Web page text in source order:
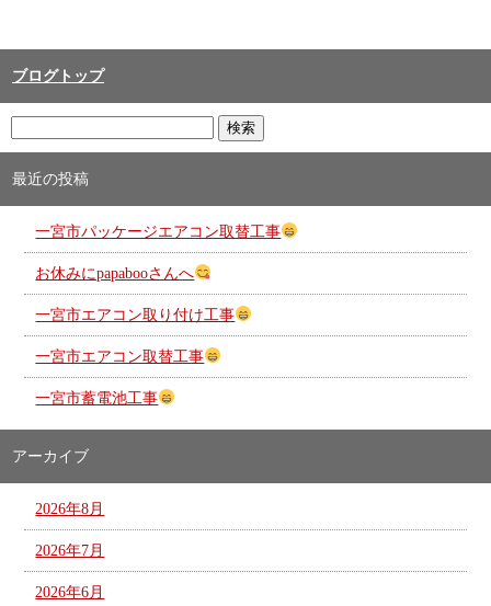
ブログトップ
最近の投稿
一宮市パッケージエアコン取替工事
お休みにpapabooさんへ
一宮市エアコン取り付け工事
一宮市エアコン取替工事
一宮市蓄電池工事
アーカイブ
2026年8月
2026年7月
2026年6月